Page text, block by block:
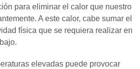
para eliminar el calor que nuestro
A este calor, cabe sumar el
física que se requiera realizar en
elevadas puede provocar